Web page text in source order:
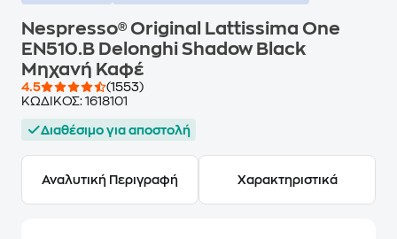
Nespresso® Original Lattissima One
EN510.B Delonghi Shadow Black
Μηχανή Καφέ
4.5
(1553)
ΚΩΔΙΚΟΣ: 1618101
Διαθέσιμο για αποστολή
Αναλυτική Περιγραφή Χαρακτηριστικά